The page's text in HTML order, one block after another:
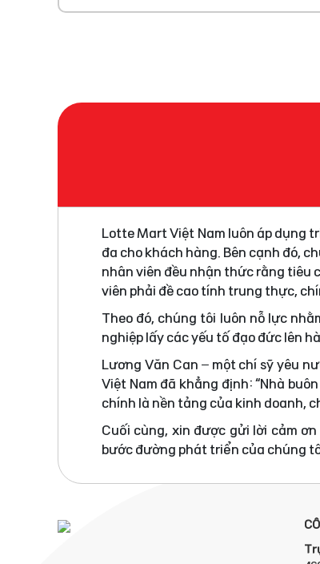
Lotte Mart Việt Nam luôn áp dụng
đa cho khách hàng. Bên cạnh đó,
nhân viên đều nhận thức rằng tiêu
viên phải đề cao tính trung thực,
Theo đó, chúng tôi luôn nỗ lực
nghiệp lấy các yếu tố đạo đức lên
Lương Văn Can – một chí sỹ yêu
Việt Nam đã khẳng định: “Nhà
chính là nền tảng của kinh doanh,
Cuối cùng, xin được gửi lời cảm
bước đường phát triển của chúng